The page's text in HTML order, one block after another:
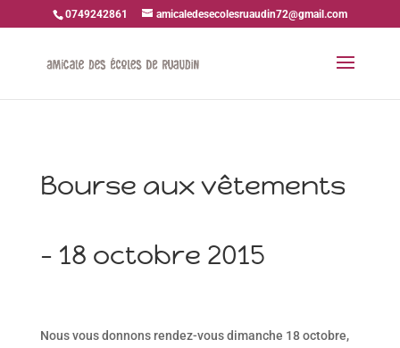
0749242861 amicaledesecolesruaudin72@gmail.com
Bourse aux vêtements
– 18 octobre 2015
Nous vous donnons rendez-vous dimanche 18 octobre,